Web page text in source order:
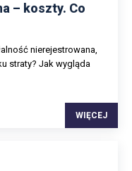
– koszty. Co
nierejestrowana,
straty? Jak wygląda
WIĘCEJ